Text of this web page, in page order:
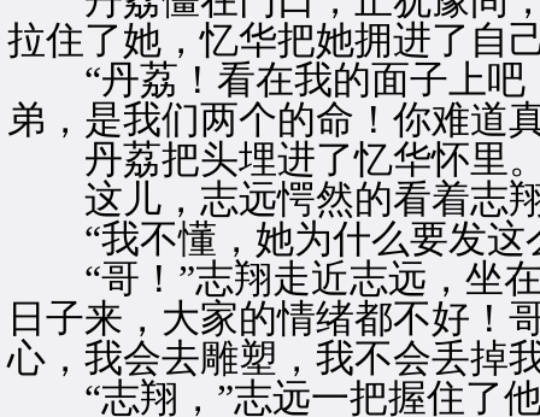
拉住了她，忆华把她拥进了自
“丹荔！看在我的面子上吧
弟，是我们两个的命！你难道
丹荔把头埋进了忆华怀里
这儿，志远愕然的看着志
“我不懂，她为什么要发这
“哥！”志翔走近志远，坐在
日子来，大家的情绪都不好！
心，我会去雕塑，我不会丢掉
“志翔，”志远一把握住了他